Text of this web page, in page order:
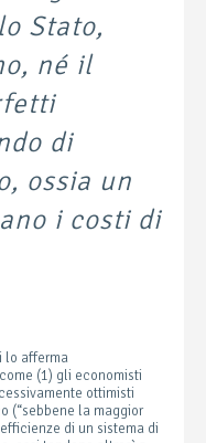
Stato,
né il
di
ossia un
i costi di
lo afferma
(1) gli economisti
ottimisti
(“sebbene la maggior
di un sistema di